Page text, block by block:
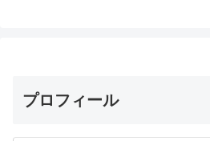
プロフィール